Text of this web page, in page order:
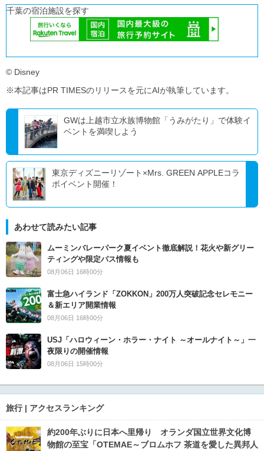
千葉の宿泊施設を探す
© Disney
※本記事はPR TIMESのリリースを元にAIが執筆しています。
GWは上越市立水族博物館「うみがたり」で体験イ
ベントを満喫しよう
東京ディズニーリゾート×Mrs. GREEN APPLEコラ
ボイベント開催！
あわせて読みたい記事
ムーミンバレーパーク夏イベント徹底解説！花火や新グリー
ティングや限定パス情報も
08月06日 16時00分
富士急ハイランド「ZOKKON」200万人突破記念セレモニー
＆新エリア開業情報
08月06日 16時00分
USJ「ハロウィーン・ホラー・ナイト ～オールナイト～」一
夜限りの開催情報
08月06日 15時00分
旅行 | アクセスランキング
約200年ぶりに日本へ里帰り オランダ国立世界文化博
物館の至宝「OTEMAE～ブロムホフ 茶道を愛した異邦人